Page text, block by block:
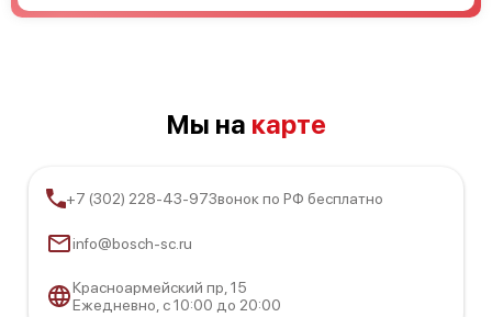
Мы на карте
+7 (302) 228-43-97Звонок по РФ бесплатно
info@bosch-sc.ru
Красноармейский пр, 15
Ежедневно, с 10:00 до 20:00